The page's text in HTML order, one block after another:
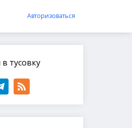
Авторизоваться
тусовку